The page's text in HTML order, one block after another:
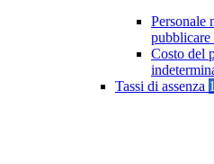
Personale
Costo del
Tassi di assenza